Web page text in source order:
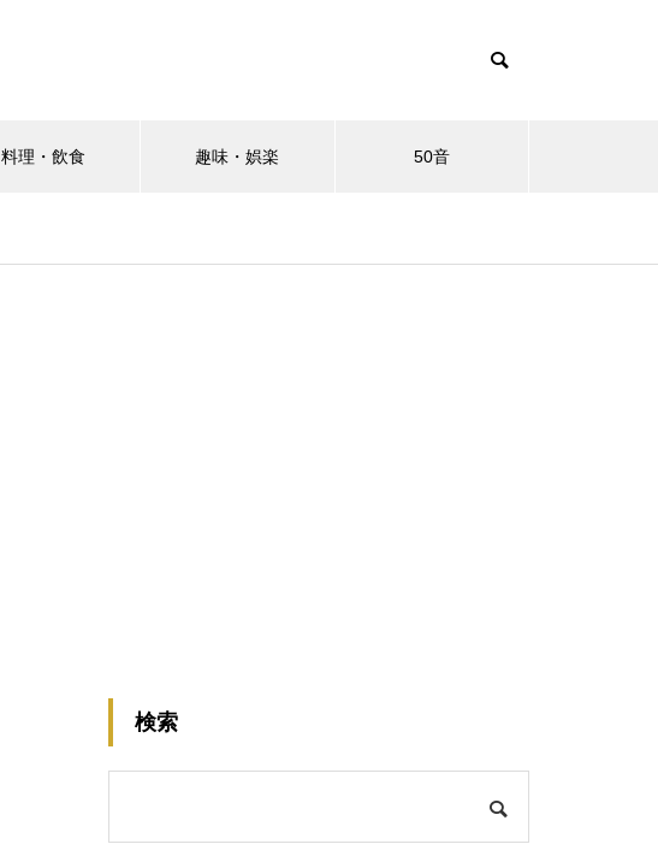
料理・飲食 趣味・娯楽 50音
検索